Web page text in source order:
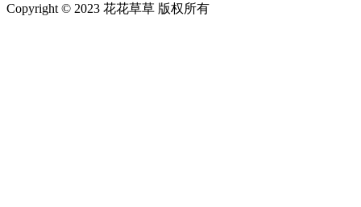
Copyright © 2023 花花草草 版权所有